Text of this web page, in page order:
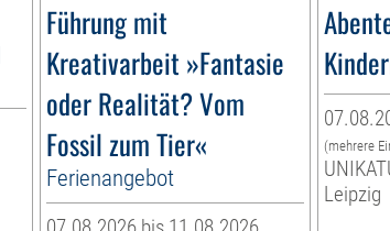
Führung mit
Kreativarbeit »Fantasie
oder Realität? Vom
Fossil zum Tier«
Ferienangebot
(mehrere
Leipzig